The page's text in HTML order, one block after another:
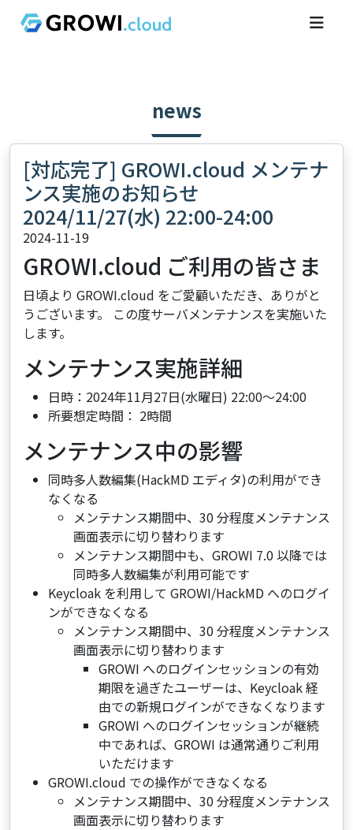
news
[対応完了] GROWI.cloud メンテナ
ンス実施のお知らせ
2024/11/27(水) 22:00-24:00
2024-11-19
GROWI.cloud ご利用の皆さま
日頃より GROWI.cloud をご愛顧いただき、ありがと
うございます。 この度サーバメンテナンスを実施いた
します。
メンテナンス実施詳細
日時：2024年11月27日(水曜日) 22:00～24:00
所要想定時間： 2時間
メンテナンス中の影響
同時多人数編集(HackMD エディタ)の利用ができ
なくなる
メンテナンス期間中、30 分程度メンテナンス
画面表示に切り替わります
メンテナンス期間中も、GROWI 7.0 以降では
同時多人数編集が利用可能です
Keycloak を利用して GROWI/HackMD へのログイ
ンができなくなる
メンテナンス期間中、30 分程度メンテナンス
画面表示に切り替わります
GROWI へのログインセッションの有効
期限を過ぎたユーザーは、Keycloak 経
由での新規ログインができなくなります
GROWI へのログインセッションが継続
中であれば、GROWI は通常通りご利用
いただけます
GROWI.cloud での操作ができなくなる
メンテナンス期間中、30 分程度メンテナンス
画面表示に切り替わります